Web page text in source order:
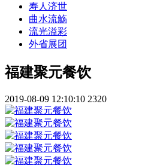
寿人济世
曲水流觞
流光溢彩
外省展团
福建聚元餐饮
2019-08-09 12:10:10 2320